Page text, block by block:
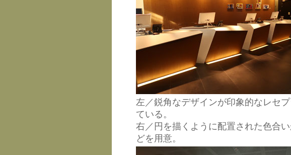
左／鋭角なデザインが印象的なレセ
ている。
右／円を描くように配置された色合
どを用意。